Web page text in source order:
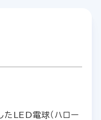
たLED電球（ハロー